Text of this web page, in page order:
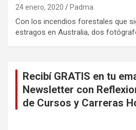
24 enero, 2020 Padma
Con los incendios forestales que
estragos en Australia, dos
Recibí GRATIS en tu
Newsletter con
de Cursos y Carreras